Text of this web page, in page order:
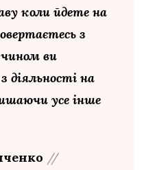
коли йдете на
з
ви
діяльності на
усе інше
//